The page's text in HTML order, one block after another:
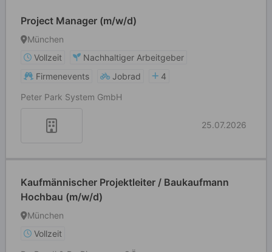
Project Manager (m/w/d)
München
Vollzeit
Nachhaltiger Arbeitgeber
Firmenevents
Jobrad
4
Peter Park System GmbH
25.07.2026
Kaufmännischer Projektleiter / Baukaufmann
Hochbau (m/w/d)
München
Vollzeit